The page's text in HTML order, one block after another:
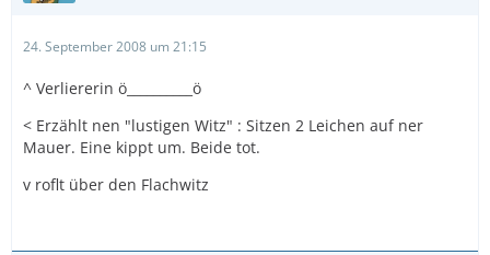
24. September 2008 um 21:15
^ Verliererin ö__________ö
< Erzählt nen "lustigen Witz" : Sitzen 2 Leichen auf ner
Mauer. Eine kippt um. Beide tot.
v roflt über den Flachwitz